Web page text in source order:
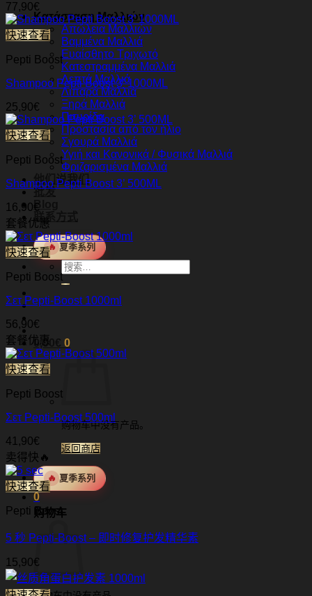
Κατάσταση Μαλλιών
Απώλεια Μαλλιών
Βαμμένα Μαλλιά
Ευαίσθητο Τριχωτό
Κατεστραμμένα Μαλλιά
Λεπτά Μαλλιά
Λιπαρά Μαλλιά
Ξηρά Μαλλιά
Πιτυρίδα
Προστασία από τον ήλιο
Σγουρά Μαλλιά
Υγιή και Κανονικά / Φυσικά Μαλλιά
Φριζαρισμένα Μαλλιά
他们说我们
批发
Blog
联系方式
🔥 夏季系列
搜
索
0,00 0
购物车中没有产品。
返回商店
🔥 夏季系列
0
购物车
77,90€
快速查看
Pepti Boost
Shampoo Pepti Boost 3’ 1000ML
25,90€
快速查看
Pepti Boost
Shampoo Pepti Boost 3’ 500ML
16,90€
套餐优惠
快速查看
Pepti Boost
Σετ Pepti-Boost 1000ml
56,90€
套餐优惠
快速查看
Pepti Boost
Σετ Pepti-Boost 500ml
41,90€
卖得快🔥
快速查看
Pepti Boost
5 秒 Pepti-Boost – 即时修复护发精华素
15,90€